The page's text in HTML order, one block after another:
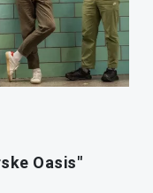
Oasis"